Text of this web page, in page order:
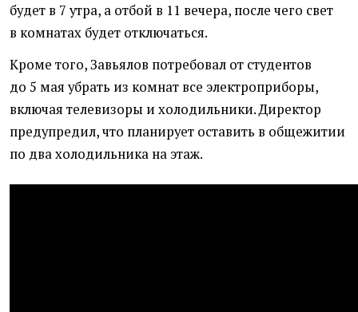
будет в 7 утра, а отбой в 11 вечера, после чего свет
в комнатах будет отключаться.
Кроме того, Завьялов потребовал от студентов
до 5 мая убрать из комнат все электроприборы,
включая телевизоры и холодильники. Директор
предупредил, что планирует оставить в общежитии
по два холодильника на этаж.